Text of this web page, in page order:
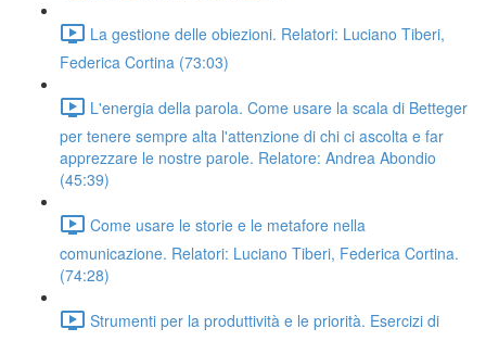
La gestione delle obiezioni. Relatori: Luciano Tiberi,
Federica Cortina (73:03)
L'energia della parola. Come usare la scala di Betteger
per tenere sempre alta l'attenzione di chi ci ascolta e far
apprezzare le nostre parole. Relatore: Andrea Abondio
(45:39)
Come usare le storie e le metafore nella
comunicazione. Relatori: Luciano Tiberi, Federica Cortina.
(74:28)
Strumenti per la produttività e le priorità. Esercizi di